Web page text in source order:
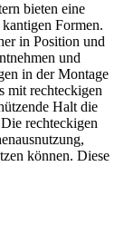
bieten eine
Formen.
in Position und
und
in der Montage
mit rechteckigen
Halt die
rechteckigen
können. Diese